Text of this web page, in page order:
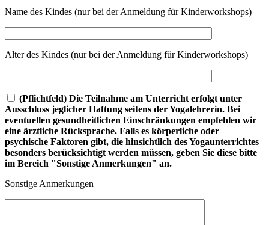
Name des Kindes (nur bei der Anmeldung für Kinderworkshops)
Alter des Kindes (nur bei der Anmeldung für Kinderworkshops)
(Pflichtfeld) Die Teilnahme am Unterricht erfolgt unter
Ausschluss jeglicher Haftung seitens der Yogalehrerin. Bei
eventuellen gesundheitlichen Einschränkungen empfehlen wir
eine ärztliche Rücksprache. Falls es körperliche oder
psychische Faktoren gibt, die hinsichtlich des Yogaunterrichtes
besonders berücksichtigt werden müssen, geben Sie diese bitte
im Bereich "Sonstige Anmerkungen" an.
Sonstige Anmerkungen